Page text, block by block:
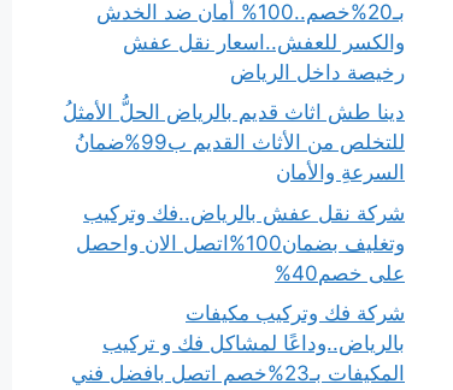
بـ20%خصم..100% أمان ضد الخدش
والكسر للعفش..اسعار نقل عفش
رخيصة داخل الرياض
دينا طش اثاث قديم بالرياض الحلُّ الأمثلُ
للتخلص من الأثاث القديم ب99%ضمانُ
السرعةِ والأمان
شركة نقل عفش بالرياض..فك وتركيب
وتغليف بضمان100%اتصل الان واحصل
على خصم40%
شركة فك وتركيب مكيفات
بالرياض..وداعًا لمشاكل فك و تركيب
المكيفات بـ23%خصم اتصل بافضل فني